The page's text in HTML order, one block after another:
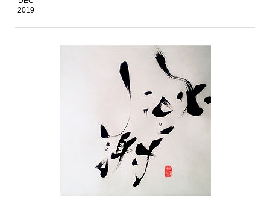
2019